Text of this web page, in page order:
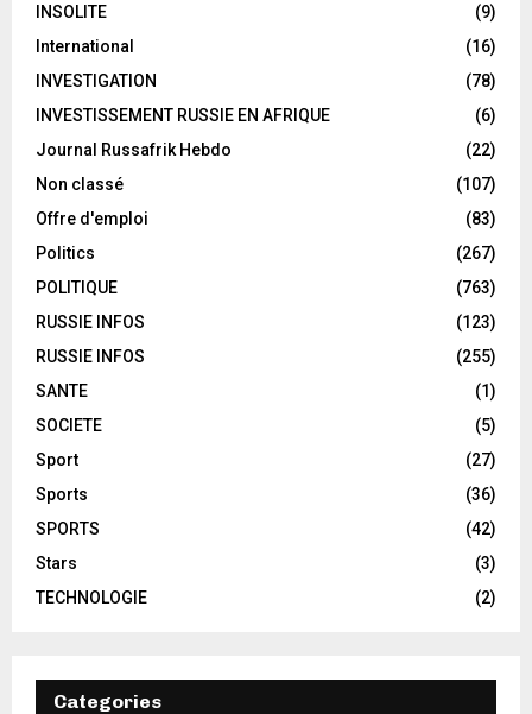
INSOLITE
(9)
International
(16)
INVESTIGATION
(78)
INVESTISSEMENT RUSSIE EN AFRIQUE
(6)
Journal Russafrik Hebdo
(22)
Non classé
(107)
Offre d'emploi
(83)
Politics
(267)
POLITIQUE
(763)
RUSSIE INFOS
(123)
RUSSIE INFOS
(255)
SANTE
(1)
SOCIETE
(5)
Sport
(27)
Sports
(36)
SPORTS
(42)
Stars
(3)
TECHNOLOGIE
(2)
Categories